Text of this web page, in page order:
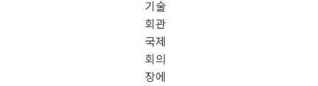
기술
회관
국제
회의
장에